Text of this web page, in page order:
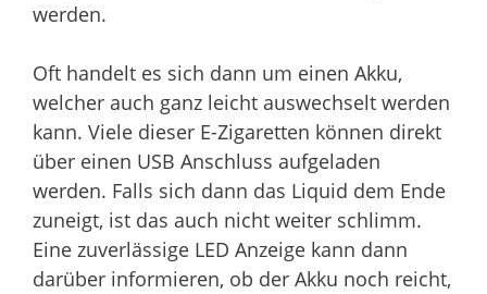
werden.
Oft handelt es sich dann um einen Akku,
welcher auch ganz leicht auswechselt werden
kann. Viele dieser E-Zigaretten können direkt
über einen USB Anschluss aufgeladen
werden. Falls sich dann das Liquid dem Ende
zuneigt, ist das auch nicht weiter schlimm.
Eine zuverlässige LED Anzeige kann dann
darüber informieren, ob der Akku noch reicht,